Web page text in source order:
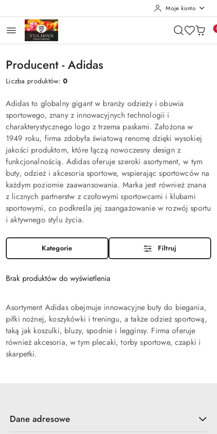
Moje konto
Producent - Adidas
Liczba produktów:0
Adidas to globalny gigant w branży odzieży i obuwia
sportowego, znany z innowacyjnych technologii i
charakterystycznego logo z trzema paskami. Założona w
1949 roku, firma zdobyła światową renomę dzięki wysokiej
jakości produktom, które łączą nowoczesny design z
funkcjonalnością. Adidas oferuje szeroki asortyment, w tym
buty, odzież i akcesoria sportowe, wspierając sportowców na
każdym poziomie zaawansowania. Marka jest również znana
z licznych partnerstw z czołowymi sportowcami i klubami
sportowymi, co podkreśla jej zaangażowanie w rozwój sportu
i aktywnego stylu życia.
Kategorie Filtruj
Brak produktów do wyświetlenia
Asortyment Adidas obejmuje innowacyjne buty do biegania,
piłki nożnej, koszykówki i treningu, a także odzież sportową,
taką jak koszulki, bluzy, spodnie i legginsy. Firma oferuje
również akcesoria, w tym plecaki, torby sportowe, czapki i
skarpetki.
Dane adresowe